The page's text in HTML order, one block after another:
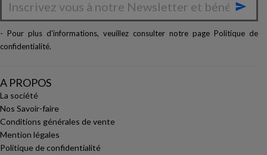

- Pour plus d'informations, veuillez consulter notre page Politique de
confidentialité.
A PROPOS
La société
Nos Savoir-faire
Conditions générales de vente
Mention légales
Politique de confidentialité